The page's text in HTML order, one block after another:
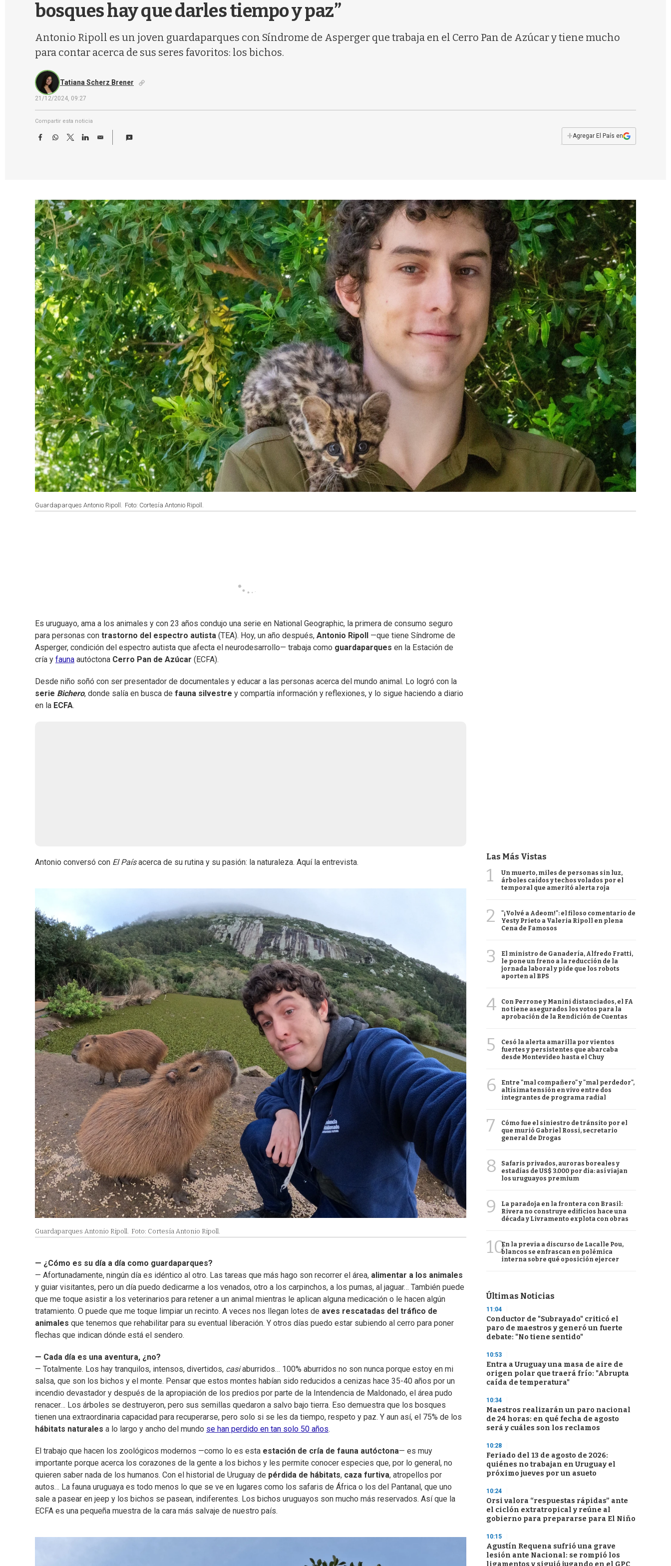
bosques hay que darles tiempo y paz”
Antonio Ripoll es un joven guardaparques con Síndrome de Asperger que trabaja en el Cerro Pan de Azúcar y tiene mucho
para contar acerca de sus seres favoritos: los bichos.
Tatiana Scherz Brener
21/12/2024, 09:27
Compartir esta noticia
F
k
W
p
T
w
L
n
E
+Agregar El País en
Guardaparques Antonio Ripoll. Foto: Cortesía Antonio Ripoll.
Es uruguayo, ama a los animales y con 23 años condujo una serie en National Geographic, la primera de consumo seguro
para personas con trastorno del espectro autista (TEA). Hoy, un año después, Antonio Ripoll
—que tiene Síndrome de
Asperger, condición del espectro autista que afecta el neurodesarrollo— trabaja como guardaparques en la Estación de
cría y fauna autóctona Cerro Pan de Azúcar (ECFA).
Desde niño soñó con ser presentador de documentales y educar a las personas acerca del mundo animal. Lo logró con la
serie Bichero, donde salía en busca de fauna silvestre y compartía información y reflexiones, y lo sigue haciendo a diario
en la ECFA.
Antonio conversó con El Paísacerca de su rutina y su pasión: la naturaleza. Aquí la entrevista.
Guardaparques Antonio Ripoll. Foto: Cortesía Antonio Ripoll.
— ¿Cómo es su día a día como guardaparques?
— Afortunadamente, ningún día es idéntico al otro. Las tareas que más hago son recorrer el área, alimentar a los animales
y guiar visitantes, pero un día puedo dedicarme a los venados, otro a los carpinchos, a los pumas, al jaguar… También puede
que me toque asistir a los veterinarios para retener a un animal mientras le aplican alguna medicación o le hacen algún
tratamiento. O puede que me toque limpiar un recinto. A veces nos llegan lotes de aves rescatadas del tráfico de
animales que tenemos que rehabilitar para su eventual liberación. Y otros días puedo estar subiendo al cerro para poner
flechas que indican dónde está el sendero.
— Cada día es una aventura, ¿no?
— Totalmente. Los hay tranquilos, intensos, divertidos, casiaburridos… 100% aburridos no son nunca porque estoy en mi
salsa, que son los bichos y el monte. Pensar que estos montes habían sido reducidos a cenizas hace 35-40 años por un
incendio devastador y después de la apropiación de los predios por parte de la Intendencia de Maldonado, el área pudo
renacer… Los árboles se destruyeron, pero sus semillas quedaron a salvo bajo tierra. Eso demuestra que los bosques
tienen una extraordinaria capacidad para recuperarse, pero solo si se les da tiempo, respeto y paz. Y aun así, el 75% de los
hábitats naturales a lo largo y ancho del mundo se han perdido en tan solo 50 años.
El trabajo que hacen los zoológicos modernos —como lo es esta estación de cría de fauna autóctona— es muy
importante porque acerca los corazones de la gente a los bichos y les permite conocer especies que, por lo general, no
quieren saber nada de los humanos. Con el historial de Uruguay de pérdida de hábitats, caza furtiva, atropellos por
autos… La fauna uruguaya es todo menos lo que se ve en lugares como los safaris de África o los del Pantanal, que uno
sale a pasear en jeep y los bichos se pasean, indiferentes. Los bichos uruguayos son mucho más reservados. Así que la
ECFA es una pequeña muestra de la cara más salvaje de nuestro país.
Las Más Vistas
1
Un muerto, miles de personas sin luz,
árboles caídos y techos volados por el
temporal que ameritó alerta roja
2
"¡Volvé a Adeom!": el filoso comentario de
Yesty Prieto a Valeria Ripoll en plena
Cena de Famosos
3
El ministro de Ganadería, Alfredo Fratti,
le pone un freno a la reducción de la
jornada laboral y pide que los robots
aporten al BPS
4
Con Perrone y Manini distanciados, el FA
no tiene asegurados los votos para la
aprobación de la Rendición de Cuentas
5
Cesó la alerta amarilla por vientos
fuertes y persistentes que abarcaba
desde Montevideo hasta el Chuy
6
Entre "mal compañero" y "mal perdedor",
altísima tensión en vivo entre dos
integrantes de programa radial
7
Cómo fue el siniestro de tránsito por el
que murió Gabriel Rossi, secretario
general de Drogas
8
Safaris privados, auroras boreales y
estadías de US$ 3.000 por día: así viajan
los uruguayos premium
9
La paradoja en la frontera con Brasil:
Rivera no construye edificios hace una
década y Livramento explota con obras
10En la previa a discurso de Lacalle Pou,
blancos se enfrascan en polémica
interna sobre qué oposición ejercer
Últimas Noticias
11:04
Conductor de "Subrayado" criticó el
paro de maestros y generó un fuerte
debate: "No tiene sentido"
10:53
Entra a Uruguay una masa de aire de
origen polar que traerá frío: "Abrupta
caída de temperatura"
10:34
Maestros realizarán un paro nacional
de 24 horas: en qué fecha de agosto
será y cuáles son los reclamos
10:28
Feriado del 13 de agosto de 2026:
quiénes no trabajan en Uruguay el
próximo jueves por un asueto
10:24
Orsi valora “respuestas rápidas” ante
el ciclón extratropical y reúne al
gobierno para prepararse para El Niño
10:15
Agustín Requena sufrió una grave
lesión ante Nacional: se rompió los